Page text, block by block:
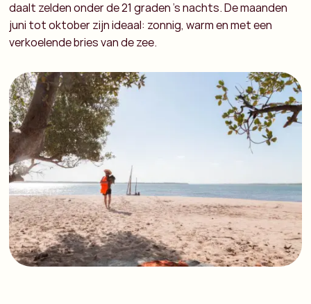
daalt zelden onder de 21 graden ’s nachts. De maanden
juni tot oktober zijn ideaal: zonnig, warm en met een
verkoelende bries van de zee.